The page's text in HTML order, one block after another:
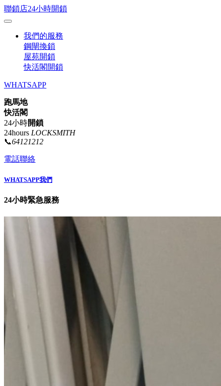
聯鎖店24小時開鎖
我們的服務
鋼閘換鎖
屋苑開鎖
快活閣開鎖
WHATSAPP
跑馬地
快活閣
24小時開鎖
24hours LOCKSMITH
📞64121212
電話聯絡
WHATSAPP我們
24小時緊急服務